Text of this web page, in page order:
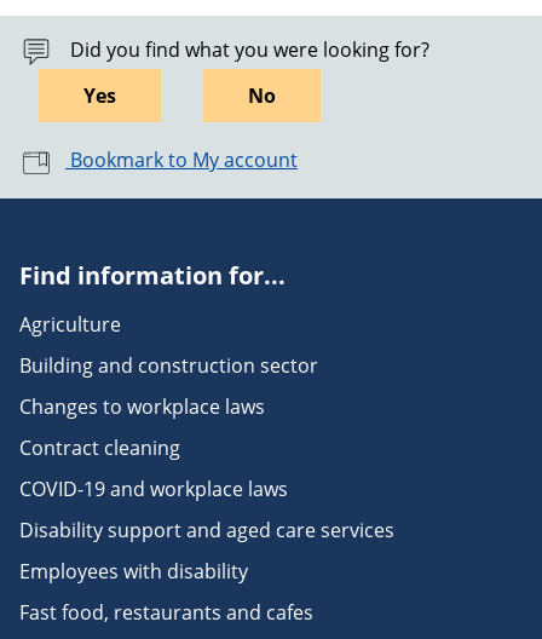
Did you find what you were looking for?
Yes
No
Bookmark to My account
Find information for...
Agriculture
Building and construction sector
Changes to workplace laws
Contract cleaning
COVID-19 and workplace laws
Disability support and aged care services
Employees with disability
Fast food, restaurants and cafes